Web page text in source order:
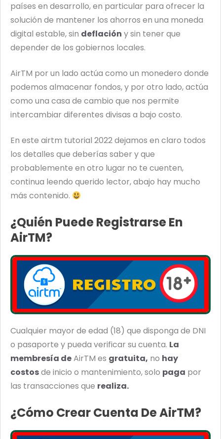
países en desarrollo, en particular para ofrecer la
solución de mantener los ahorros en una moneda
digital estable, sin deflación y sin tener que
depender de los gobiernos locales.
AirTM por un lado actúa como un monedero donde
podemos almacenar fondos, y por otro lado, actúa
como una casa de cambio que nos permite
intercambiar diferentes divisas a bajo costo.
En este airtm tutorial 2022 dejamos en claro todos
los detalles que deberías saber y que
probablemente en otro lugar no te cuenten,
continua leendo querido lector, abajo hay mucho
más contenido.
¿Quién Puede Registrarse En
AirTM?
Cualquier mayor de edad (18) que disponga de DNI
o pasaporte y pueda verificar su cuenta. La
membresía deAirTM es gratuita, no hay
costosde inicio o mantenimiento, solo paga por
las transacciones que realiza.
¿Cómo Crear Cuenta De AirTM?